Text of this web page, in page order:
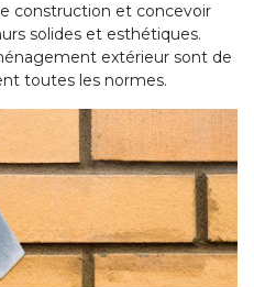
construction et concevoir
solides et esthétiques.
extérieur sont de
toutes les normes.